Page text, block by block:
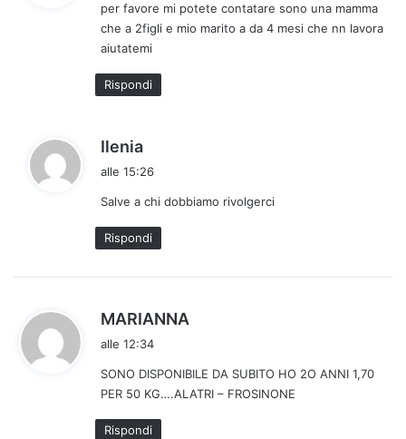
e
t
t
o
:
per favore mi potete contatare sono una mamma
che a 2figli e mio marito a da 4 mesi che nn lavora
aiutatemi
Rispondi
Ilenia
e
t
t
alle 15:26
Salve a chi dobbiamo rivolgerci
Rispondi
MARIANNA
e
t
alle 12:34
SONO DISPONIBILE DA SUBITO HO 2O ANNI 1,70
PER 50 KG….ALATRI – FROSINONE
Rispondi